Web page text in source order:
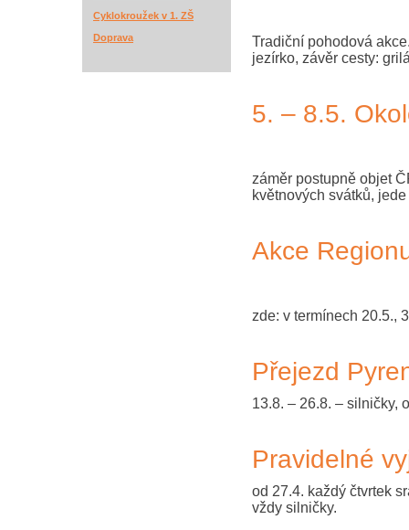
Cyklokroužek v 1. ZŠ
Doprava
Tradiční pohodová
jezírko, závěr cesty:
5. – 8.5.
záměr postupně objet
květnových svátků,
Akce
zde: v termínech 20.5.,
Přejezd
13.8. – 26.8. – silničky,
Pravidelné
od 27.4. každý čtvrtek
vždy silničky.